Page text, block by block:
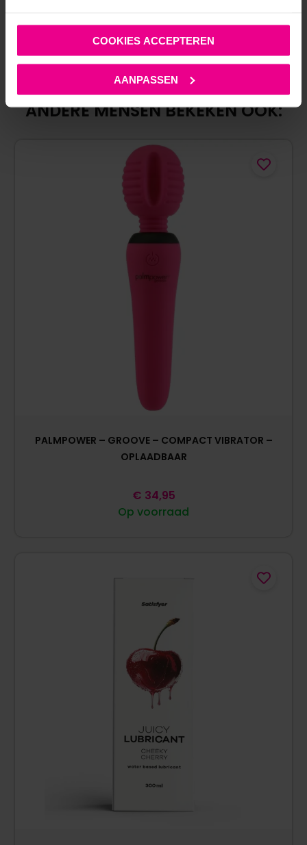
COOKIES ACCEPTEREN
AANPASSEN
ANDERE MENSEN BEKEKEN OOK:
PALMPOWER – GROOVE – COMPACT VIBRATOR –
OPLAADBAAR
Op voorraad
€ 34,95